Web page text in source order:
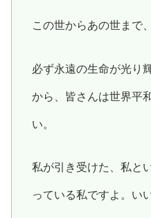
この世からあの世まで
必ず永遠の生命が光り
から、皆さんは世界平
い。
私が引き受けた、私と
っている私ですよ。い